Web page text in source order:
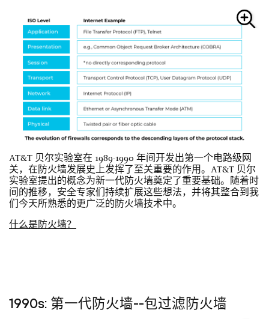
AT&T 贝尔实验室在 1989-1990 年间开发出第一个电路级网
关，在防火墙发展史上发挥了至关重要的作用。AT&T 贝尔
实验室提出的概念为新一代防火墙奠定了重要基础。随着时
间的推移，安全专家们持续扩展这些想法，并将其整合到我
们今天所熟悉的更广泛的防火墙技术中。
什么是防火墙？
1990s: 第一代防火墙--包过滤防火墙